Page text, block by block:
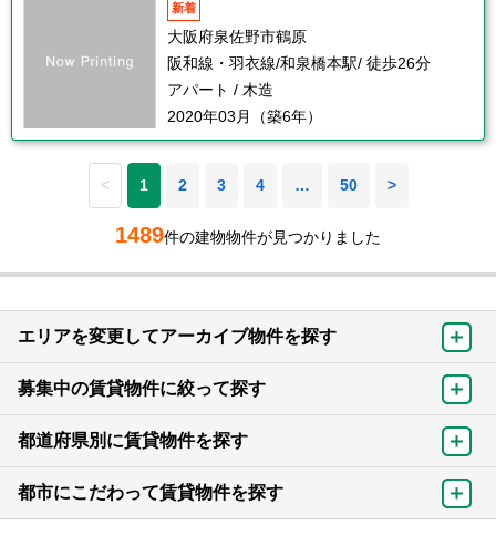
新着
大阪府泉佐野市鶴原
阪和線・羽衣線/和泉橋本駅/ 徒歩26分
アパート / 木造
2020年03月（築6年）
< 1 2 3 4 … 50 >
1489件の建物物件が見つかりました
エリアを変更してアーカイブ物件を探す
募集中の賃貸物件に絞って探す
都道府県別に賃貸物件を探す
都市にこだわって賃貸物件を探す